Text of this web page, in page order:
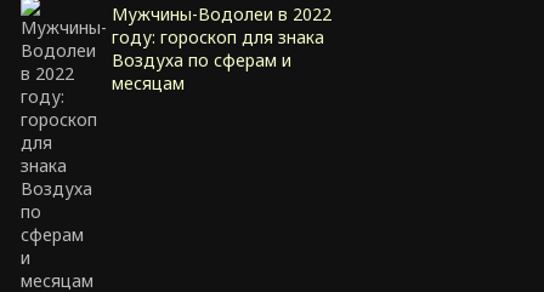
Мужчины-Водолеи в 2022
году: гороскоп для знака
Воздуха по сферам и
месяцам